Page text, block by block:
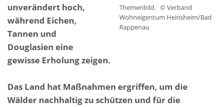
Themenbild. © Verband
Wohneigentum Heinsheim/Bad
Rappenau
unverändert hoch,
während Eichen,
Tannen und
Douglasien eine
gewisse Erholung zeigen.
Das Land hat Maßnahmen ergriffen, um die
Wälder nachhaltig zu schützen und für die